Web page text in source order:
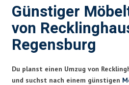
Günstiger
von
Regensburg
Du planst einen Umzug von
und suchst nach einem günstigen